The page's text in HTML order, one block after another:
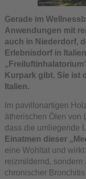
Gerade im
Anwendungen mit
auch in Niederdorf,
Erlebnisdorf in
Kurpark gibt. Sie ist
Italien.
Im pavillonartigen
ätherischen Ölen von
dass die umliegende
Einatmen dieser
eine Wohltat und
reizmildernd,
chronischer